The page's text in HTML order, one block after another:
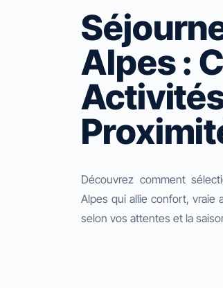
Alpes :
Découvrez comment
Alpes qui allie confort, vraie
selon vos attentes et la